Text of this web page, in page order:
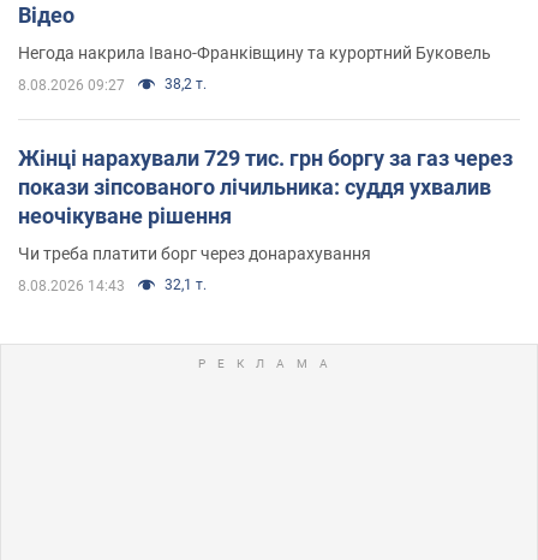
Відео
Негода накрила Івано-Франківщину та курортний Буковель
8.08.2026 09:27 38,2 т.
Жінці нарахували 729 тис. грн боргу за газ через
покази зіпсованого лічильника: суддя ухвалив
неочікуване рішення
Чи треба платити борг через донарахування
8.08.2026 14:43 32,1 т.